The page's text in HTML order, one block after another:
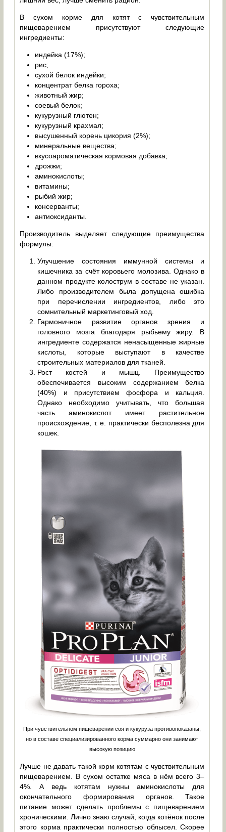
В сухом корме для котят с чувствительным
пищеварением присутствуют следующие
ингредиенты:
индейка (17%);
рис;
сухой белок индейки;
концентрат белка гороха;
животный жир;
соевый белок;
кукурузный глютен;
кукурузный крахмал;
высушенный корень цикория (2%);
минеральные вещества;
вкусоароматическая кормовая добавка;
дрожжи;
аминокислоты;
витамины;
рыбий жир;
консерванты;
антиоксиданты.
Производитель выделяет следующие преимущества
формулы:
Улучшение состояния иммунной системы и
кишечника за счёт коровьего молозива. Однако в
данном продукте колострум в составе не указан.
Либо производителем была допущена ошибка
при перечислении ингредиентов, либо это
сомнительный маркетинговый ход.
Гармоничное развитие органов зрения и
головного мозга благодаря рыбьему жиру. В
ингредиенте содержатся ненасыщенные жирные
кислоты, которые выступают в качестве
строительных материалов для тканей.
Рост костей и мышц. Преимущество
обеспечивается высоким содержанием белка
(40%) и присутствием фосфора и кальция.
Однако необходимо учитывать, что большая
часть аминокислот имеет растительное
происхождение, т. е. практически бесполезна для
кошек.
При чувствительном пищеварении соя и кукуруза противопоказаны,
но в составе специализированного корма суммарно они занимают
высокую позицию
Лучше не давать такой корм котятам с чувствительным
пищеварением. В сухом остатке мяса в нём всего 3–
4%. А ведь котятам нужны аминокислоты для
окончательного формирования органов. Такое
питание может сделать проблемы с пищеварением
хроническими. Лично знаю случай, когда котёнок после
этого корма практически полностью облысел. Скорее